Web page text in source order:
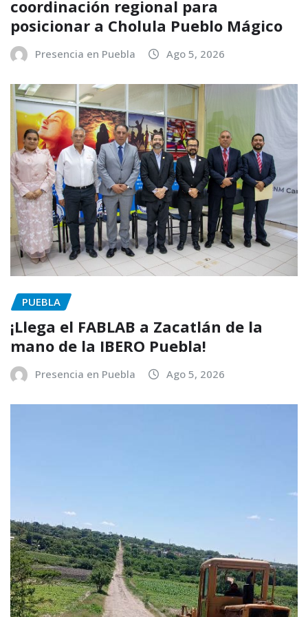
coordinación regional para
posicionar a Cholula Pueblo Mágico
Presencia en Puebla Ago 5, 2026
PUEBLA
¡Llega el FABLAB a Zacatlán de la
mano de la IBERO Puebla!
Presencia en Puebla Ago 5, 2026